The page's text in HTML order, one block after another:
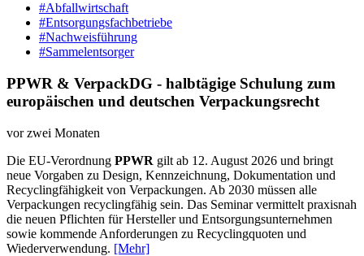
#Abfallwirtschaft
#Entsorgungsfachbetriebe
#Nachweisführung
#Sammelentsorger
PPWR & VerpackDG - halbtägige Schulung zum
europäischen und deutschen Verpackungsrecht
vor zwei Monaten
Die EU-Verordnung PPWR gilt ab 12. August 2026 und bringt
neue Vorgaben zu Design, Kennzeichnung, Dokumentation und
Recyclingfähigkeit von Verpackungen. Ab 2030 müssen alle
Verpackungen recyclingfähig sein. Das Seminar vermittelt praxisnah
die neuen Pflichten für Hersteller und Entsorgungsunternehmen
sowie kommende Anforderungen zu Recyclingquoten und
Wiederverwendung. [Mehr]